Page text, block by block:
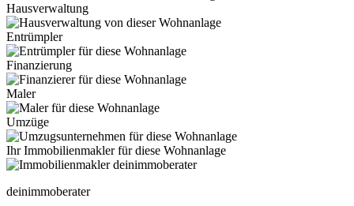
Hausverwaltung
Entrümpler
Finanzierung
Maler
Umzüge
Ihr Immobilienmakler für diese Wohnanlage
deinimmoberater